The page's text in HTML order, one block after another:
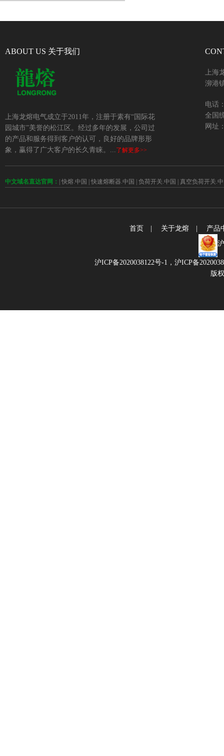
ABOUT US 关于我们
上海龙熔电气成立于2011年，注册于素有“国际花
园城市”美誉的松江区。经过多年的发展，公司过
的产品和服务得到客户的认可，良好的品牌形形
象，赢得了广大客户的长久青睐。...了解更多>>
上海
泖港
电话
全国
网址
中文域名直达官网： 快熔.中国 快速熔断器.中国 负荷开关.中国 真空负荷开关.
首页 关于龙熔
产品
沪ICP备2020038122号-1， 沪ICP备
版